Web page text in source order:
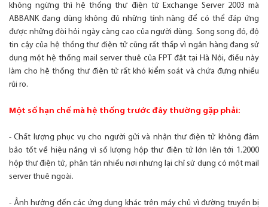
không ngừng thì hệ thống thư điện tử Exchange Server 2003 mà
ABBANK đang dùng không đủ những tính năng để có thể đáp ứng
được những đòi hỏi ngày càng cao của người dùng. Song song đó, độ
tin cậy của hệ thống thư điện tử cũng rất thấp vì ngân hàng đang sử
dụng một hệ thống mail server thuê của FPT đặt tại Hà Nội, điều này
làm cho hệ thống thư điện tử rất khó kiểm soát và chứa đựng nhiều
rủi ro.
Một số hạn chế mà hệ thống trước đây thường gặp phải:
- Chất lượng phục vụ cho người gửi và nhận thư điện tử không đảm
bảo tốt về hiệu năng vì số lượng hộp thư điện tử lớn lên tới 1.2000
hộp thư điện tử, phân tán nhiều nơi nhưng lại chỉ sử dụng có một mail
server thuê ngoài.
- Ảnh hưởng đến các ứng dụng khác trên máy chủ vì đường truyền bị